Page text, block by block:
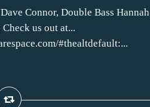
Connor, Double Bass Hannah
us out at...
#thealtdefault:...